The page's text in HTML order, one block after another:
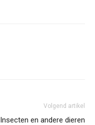
Volgend artikel
Insecten en andere dieren